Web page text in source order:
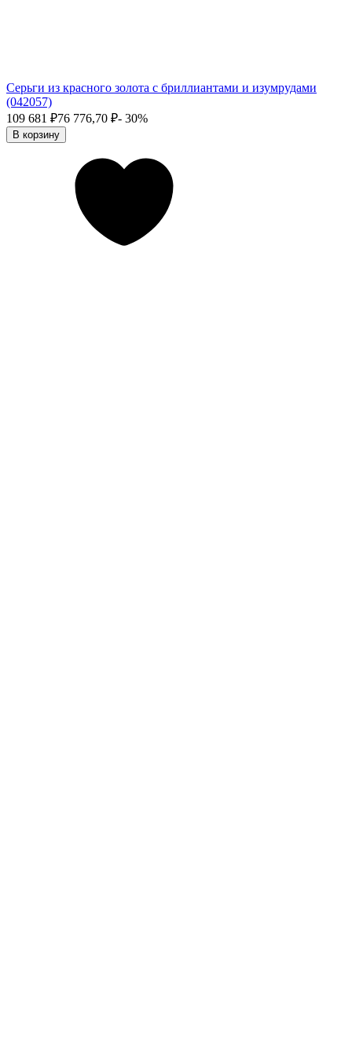
Серьги из красного золота с бриллиантами и изумрудами
(042057)
109 681 ₽76 776,70 ₽- 30%
В корзину